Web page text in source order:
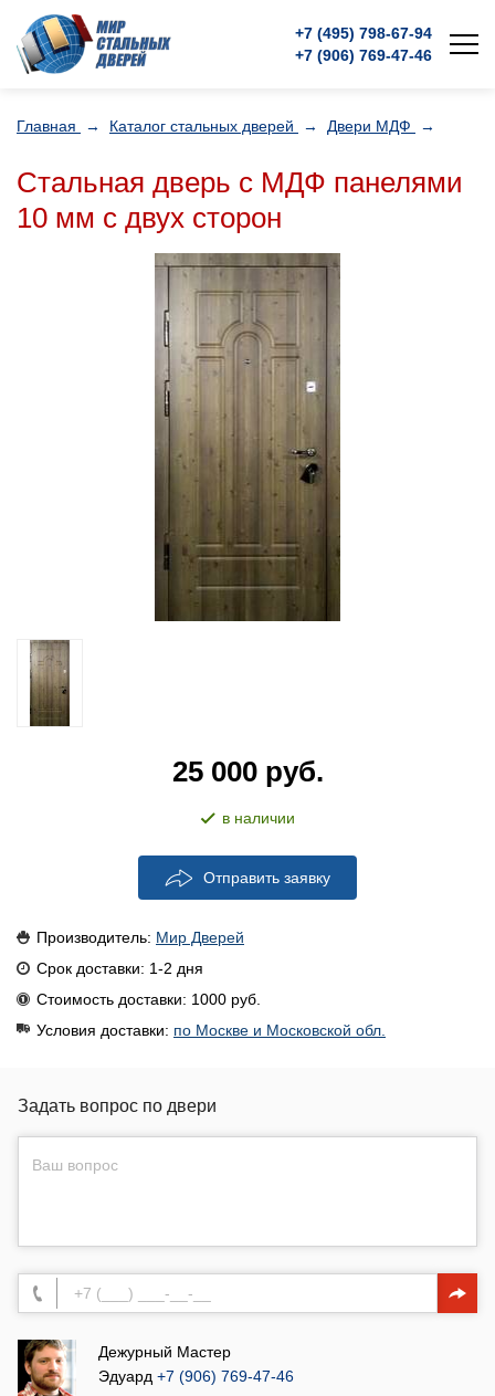
+7 (495) 798-67-94
+7 (906) 769-47-46
Главная → Каталог стальных дверей → Двери МДФ →
Стальная дверь с МДФ панелями
10 мм с двух сторон
25 000 руб.
в наличии
Отправить заявку
Производитель: Мир Дверей
Срок доставки: 1-2 дня
Стоимость доставки: 1000 руб.
Условия доставки: по Москве и Московской обл.
Задать вопрос по двери
Дежурный Мастер
Эдуард +7 (906) 769-47-46